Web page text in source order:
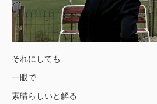
それにしても
一眼で
素晴らしいと解る